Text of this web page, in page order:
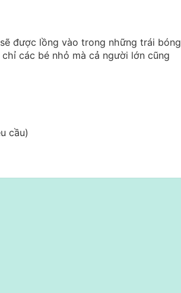
được lồng vào trong những trái bóng
các bé nhỏ mà cả người lớn cũng
cầu)